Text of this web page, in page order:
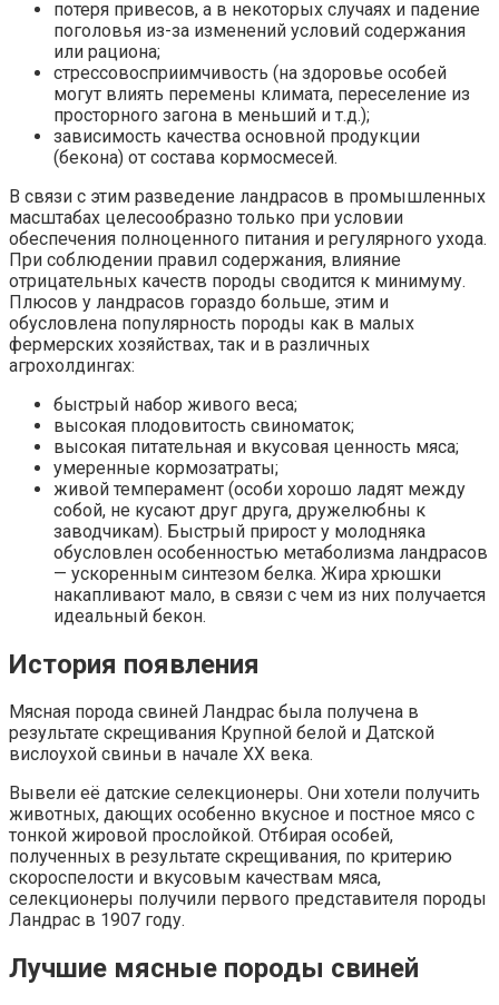
потеря привесов, а в некоторых случаях и падение
поголовья из-за изменений условий содержания
или рациона;
стрессовосприимчивость (на здоровье особей
могут влиять перемены климата, переселение из
просторного загона в меньший и т.д.);
зависимость качества основной продукции
(бекона) от состава кормосмесей.
В связи с этим разведение ландрасов в промышленных
масштабах целесообразно только при условии
обеспечения полноценного питания и регулярного ухода.
При соблюдении правил содержания, влияние
отрицательных качеств породы сводится к минимуму.
Плюсов у ландрасов гораздо больше, этим и
обусловлена популярность породы как в малых
фермерских хозяйствах, так и в различных
агрохолдингах:
быстрый набор живого веса;
высокая плодовитость свиноматок;
высокая питательная и вкусовая ценность мяса;
умеренные кормозатраты;
живой темперамент (особи хорошо ладят между
собой, не кусают друг друга, дружелюбны к
заводчикам). Быстрый прирост у молодняка
обусловлен особенностью метаболизма ландрасов
— ускоренным синтезом белка. Жира хрюшки
накапливают мало, в связи с чем из них получается
идеальный бекон.
История появления
Мясная порода свиней Ландрас была получена в
результате скрещивания Крупной белой и Датской
вислоухой свиньи в начале ХХ века.
Вывели её датские селекционеры. Они хотели получить
животных, дающих особенно вкусное и постное мясо с
тонкой жировой прослойкой. Отбирая особей,
полученных в результате скрещивания, по критерию
скороспелости и вкусовым качествам мяса,
селекционеры получили первого представителя породы
Ландрас в 1907 году.
Лучшие мясные породы свиней